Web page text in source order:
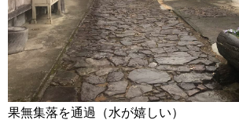
果無集落を通過（水が嬉しい）